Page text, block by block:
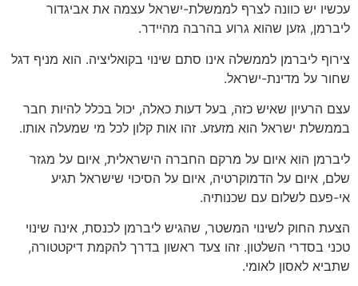
עכשיו יש כוונה לצרף לממשלת-ישראל עצמה את אביגדור
ליברמן, גזען שהוא גרוע בהרבה מהיידר.
צירוף ליברמן לממשלה אינו סתם שינוי בקואליציה. הוא מניף דגל
שחור על מדינת-ישראל.
עצם הרעיון שאיש כזה, בעל דעות כאלה, יכול בכלל להיות חבר
בממשלת ישראל הוא מזעזע. זהו אות קלון לכל מי שמעלה אותו.
ליברמן הוא איום על מרקם החברה הישראלית, איום על מגזר
שלם, איום על הדמוקרטיה, איום על הסיכוי שישראל תגיע
אי-פעם לשלום עם שכנותיה.
הצעת החוק לשינוי המשטר, שהגיש ליברמן לכנסת, אינה שינוי
טכני בסדרי השלטון. זהו צעד ראשון בדרך להקמת דיקטטורה,
שתביא לאסון לאומי.